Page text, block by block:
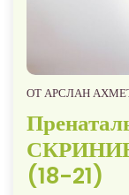
ОТАРСЛАН
(18-21)